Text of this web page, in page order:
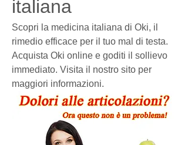
italiana
Scopri la medicina italiana di Oki, il
rimedio efficace per il tuo mal di testa.
Acquista Oki online e goditi il sollievo
immediato. Visita il nostro sito per
maggiori informazioni.